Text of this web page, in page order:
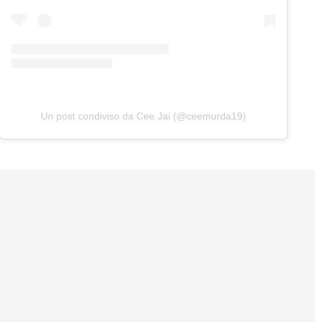
Un post condiviso da Cee Jai (@ceemurda19)